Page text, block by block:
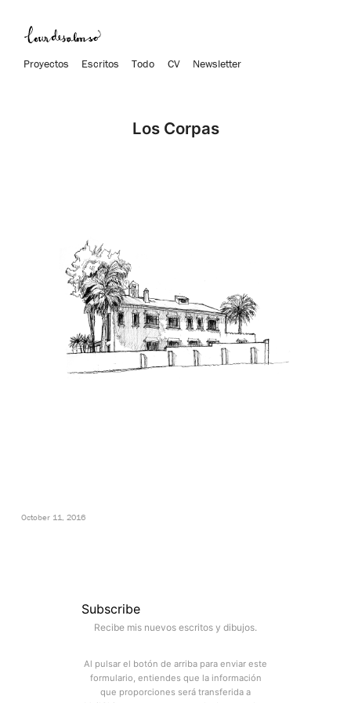
Proyectos Escritos Todo CV Newsletter
Los Corpas
October 11, 2016
Subscribe
Recibe mis nuevos escritos y dibujos.
Al pulsar el botón de arriba para enviar este
formulario, entiendes que la información
que proporciones será transferida a